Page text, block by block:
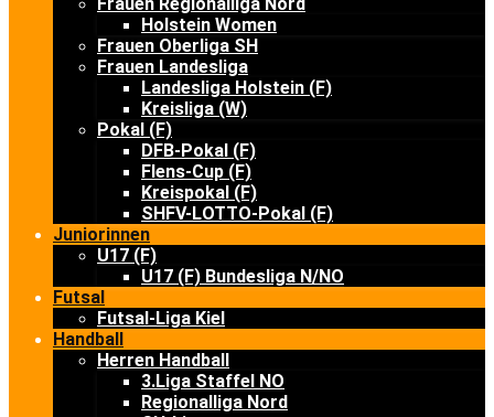
Holstein Women
Frauen Oberliga SH
Frauen Landesliga
Landesliga Holstein (F)
Kreisliga (W)
Pokal (F)
DFB-Pokal (F)
Flens-Cup (F)
Kreispokal (F)
SHFV-LOTTO-Pokal (F)
Juniorinnen
U17 (F)
U17 (F) Bundesliga N/NO
Futsal
Futsal-Liga Kiel
Handball
Herren Handball
3.Liga Staffel NO
Regionalliga Nord